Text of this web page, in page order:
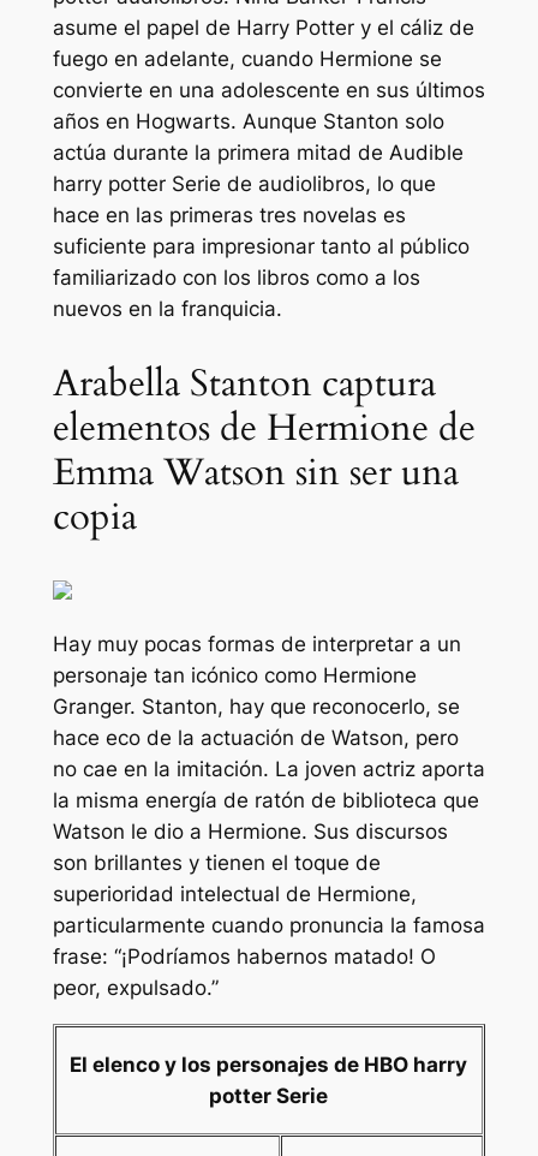
asume el papel de Harry Potter y el cáliz de
fuegoen adelante, cuando Hermione se
convierte en una adolescente en sus últimos
años en Hogwarts. Aunque Stanton solo
actúa durante la primera mitad de Audible
harry potterSerie de audiolibros, lo que
hace en las primeras tres novelas es
suficiente para impresionar tanto al público
familiarizado con los libros como a los
nuevos en la franquicia.
Arabella Stanton captura
elementos de Hermione de
Emma Watson sin ser una
copia
Hay muy pocas formas de interpretar a un
personaje tan icónico como Hermione
Granger. Stanton, hay que reconocerlo, se
hace eco de la actuación de Watson, pero
no cae en la imitación. La joven actriz aporta
la misma energía de ratón de biblioteca que
Watson le dio a Hermione. Sus discursos
son brillantes y tienen el toque de
superioridad intelectual de Hermione,
particularmente cuando pronuncia la famosa
frase: “¡Podríamos habernos matado! O
peor, expulsado.”
El elenco y los personajes de HBO harry
potter Serie